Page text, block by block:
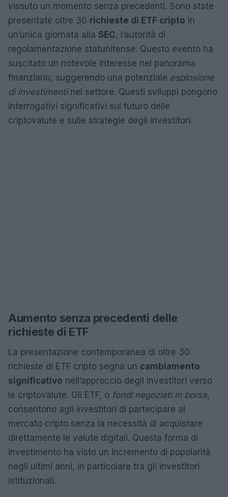
vissuto un momento senza precedenti. Sono state
presentate oltre 30 richieste di ETF cripto in
un’unica giornata alla SEC, l’autorità di
regolamentazione statunitense. Questo evento ha
suscitato un notevole interesse nel panorama
finanziario, suggerendo una potenziale esplosione
di investimentinel settore. Questi sviluppi pongono
interrogativi significativi sul futuro delle
criptovalute e sulle strategie degli investitori.
Aumento senza precedenti delle
richieste di ETF
La presentazione contemporanea di oltre 30
richieste di ETF cripto segna un cambiamento
significativo nell’approccio degli investitori verso
le criptovalute. Gli ETF, o fondi negoziati in borsa,
consentono agli investitori di partecipare al
mercato cripto senza la necessità di acquistare
direttamente le valute digitali. Questa forma di
investimento ha visto un incremento di popolarità
negli ultimi anni, in particolare tra gli investitori
istituzionali.